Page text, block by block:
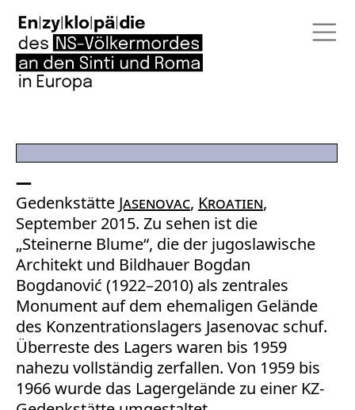
Gedenkstätte Jasenovac, Kroatien,
September 2015. Zu sehen ist die
„Steinerne Blume“, die der jugoslawische
Architekt und Bildhauer Bogdan
Bogdanović (1922–2010) als zentrales
Monument auf dem ehemaligen Gelände
des Konzentrationslagers Jasenovac schuf.
Überreste des Lagers waren bis 1959
nahezu vollständig zerfallen. Von 1959 bis
1966 wurde das Lagergelände zu einer KZ-